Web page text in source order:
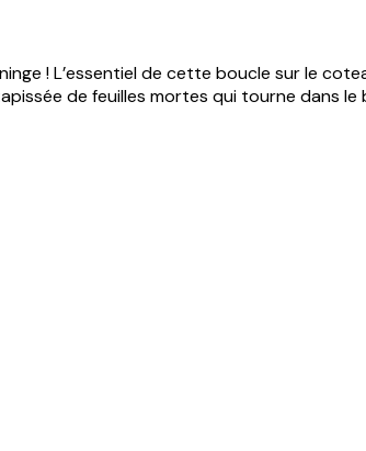
! L’essentiel de cette boucle sur le
de feuilles mortes qui tourne dans le